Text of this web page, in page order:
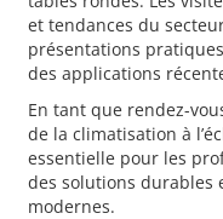
et tendances du
présentations
des applications
En tant que rendez-
de la climatisation à
essentielle pour les
des solutions durables
modernes.